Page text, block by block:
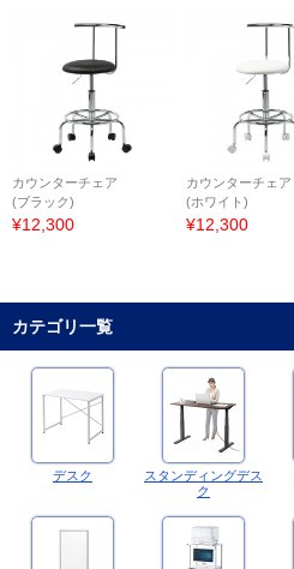
カウンターチェア
(ブラック)
¥12,300
カウンターチェア
(ホワイト)
¥12,300
カテゴリ一覧
デスク
スタンディングデス
ク